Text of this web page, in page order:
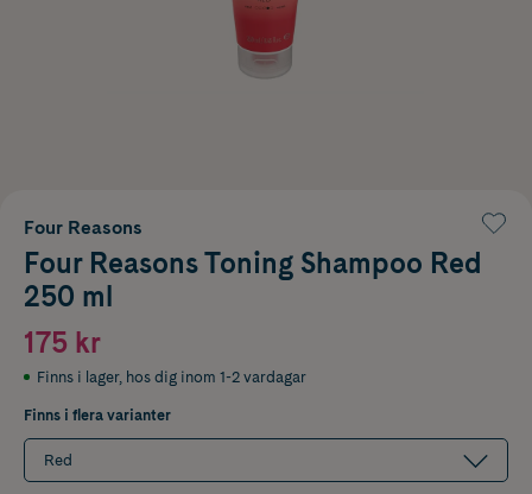
Four Reasons
Four Reasons Toning Shampoo Red
250 ml
175 kr
Finns i lager, hos dig inom 1-2 vardagar
Finns i flera varianter
Red